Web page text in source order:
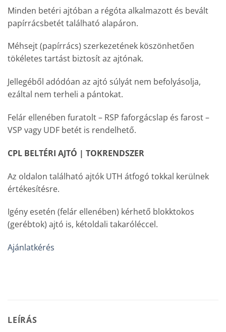
Minden betéri ajtóban a régóta alkalmazott és bevált
papírrácsbetét található alapáron.
Méhsejt (papírrács) szerkezetének köszönhetően
tökéletes tartást biztosít az ajtónak.
Jellegéből adódóan az ajtó súlyát nem befolyásolja,
ezáltal nem terheli a pántokat.
Felár ellenében furatolt – RSP faforgácslap és farost –
VSP vagy UDF betét is rendelhető.
CPL BELTÉRI AJTÓ | TOKRENDSZER
Az oldalon található ajtók UTH átfogó tokkal kerülnek
értékesítésre.
Igény esetén (felár ellenében) kérhető blokktokos
(gerébtok) ajtó is, kétoldali takaróléccel.
Ajánlatkérés
LEÍRÁS